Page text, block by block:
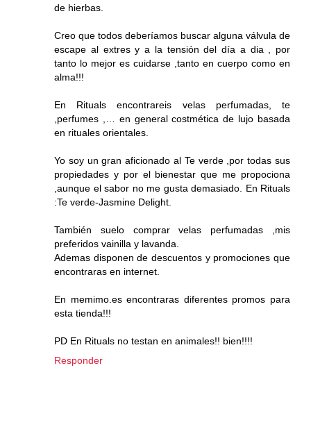
de hierbas.
Creo que todos deberíamos buscar alguna válvula de
escape al extres y a la tensión del día a dia , por
tanto lo mejor es cuidarse ,tanto en cuerpo como en
alma!!!
En Rituals encontrareis velas perfumadas, te
,perfumes ,… en general costmética de lujo basada
en rituales orientales.
Yo soy un gran aficionado al Te verde ,por todas sus
propiedades y por el bienestar que me propociona
,aunque el sabor no me gusta demasiado. En Rituals
:Te verde-Jasmine Delight.
También suelo comprar velas perfumadas ,mis
preferidos vainilla y lavanda.
Ademas disponen de descuentos y promociones que
encontraras en internet.
En memimo.es encontraras diferentes promos para
esta tienda!!!
PD En Rituals no testan en animales!! bien!!!!
Responder